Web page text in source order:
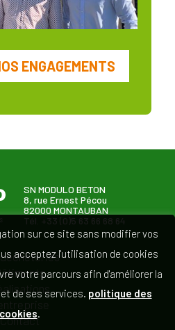
ENGAGEMENTS
SN MODULO BETON
8, rue Ernest Pécou
82000 MONTAUBAN
Contact
sur ce site sans modifier vos
acceptez l'utilisation de cookies
votre parcours afin d'améliorer la
de ses services. politique des
cookies.